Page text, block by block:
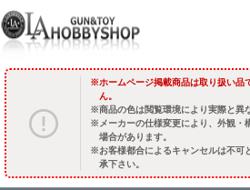
ホームページ掲載商品は取り扱い品
ん。
商品の色は閲覧環境により実際と異
メーカーの仕様変更により、外観
場合があります。
お客様都合によるキャンセルは不可
承下さい。